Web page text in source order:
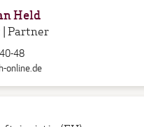
Held
Partner
48
online.de